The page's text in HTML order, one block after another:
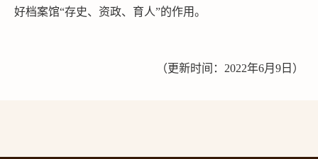
好档案馆“存史、资政、育人”的作用。
（更新时间：2022年6月9日）